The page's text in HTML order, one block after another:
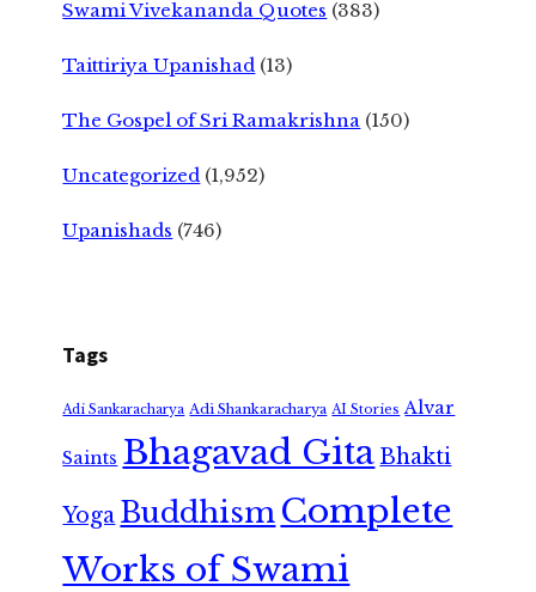
Swami Vivekananda Quotes (383)
Taittiriya Upanishad (13)
The Gospel of Sri Ramakrishna (150)
Uncategorized (1,952)
Upanishads (746)
Tags
Adi Sankaracharya Adi Shankaracharya AI Stories Alvar
Saints Bhagavad GitaBhakti
Yoga Buddhism Complete
Works of Swami